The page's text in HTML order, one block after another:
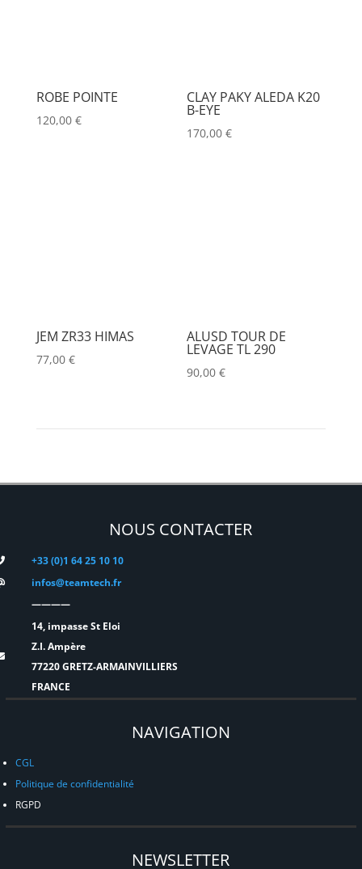
ROBE POINTE
120,00 €
CLAY PAKY ALEDA K20
B-EYE
170,00€
JEM ZR33 HIMAS
77,00 €
ALUSD TOUR DE
LEVAGE TL 290
90,00€
NOUS CONTACTER
+33 (0)1 64 25 10 10
infos@teamtech.fr
————
14, impasse St Eloi
Z.I. Ampère
77220 GRETZ-ARMAINVILLIERS
FRANCE
NAVIGATION
CGL
Politique de confidentialité
RGPD
NEWSLETTER